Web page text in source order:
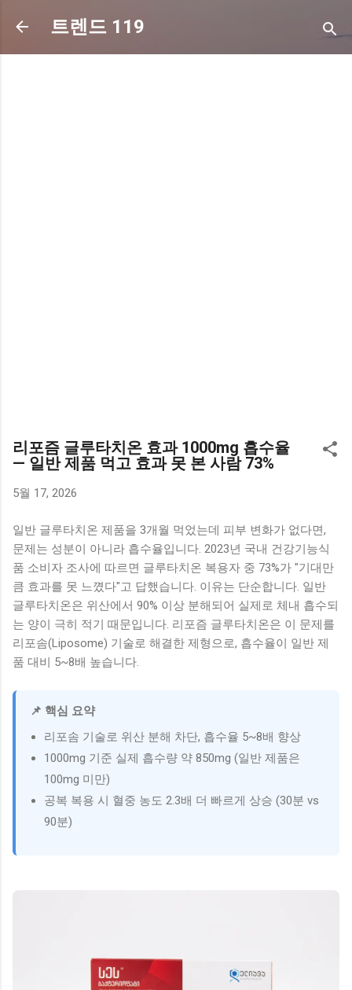
기본 콘텐츠로 건너뛰기
트렌드 119
리포즘 글루타치온 효과 1000mg 흡수율
— 일반 제품 먹고 효과 못 본 사람 73%
5월 17, 2026
일반 글루타치온 제품을 3개월 먹었는데 피부 변화가 없다면,
문제는 성분이 아니라 흡수율입니다. 2023년 국내 건강기능식
품 소비자 조사에 따르면 글루타치온 복용자 중 73%가 "기대만
큼 효과를 못 느꼈다"고 답했습니다. 이유는 단순합니다. 일반
글루타치온은 위산에서 90% 이상 분해되어 실제로 체내 흡수되
는 양이 극히 적기 때문입니다. 리포즘 글루타치온은 이 문제를
리포솜(Liposome) 기술로 해결한 제형으로, 흡수율이 일반 제
품 대비 5~8배 높습니다.
📌 핵심 요약
리포솜 기술로 위산 분해 차단, 흡수율 5~8배 향상
1000mg 기준 실제 흡수량 약 850mg (일반 제품은
100mg 미만)
공복 복용 시 혈중 농도 2.3배 더 빠르게 상승 (30분 vs
90분)